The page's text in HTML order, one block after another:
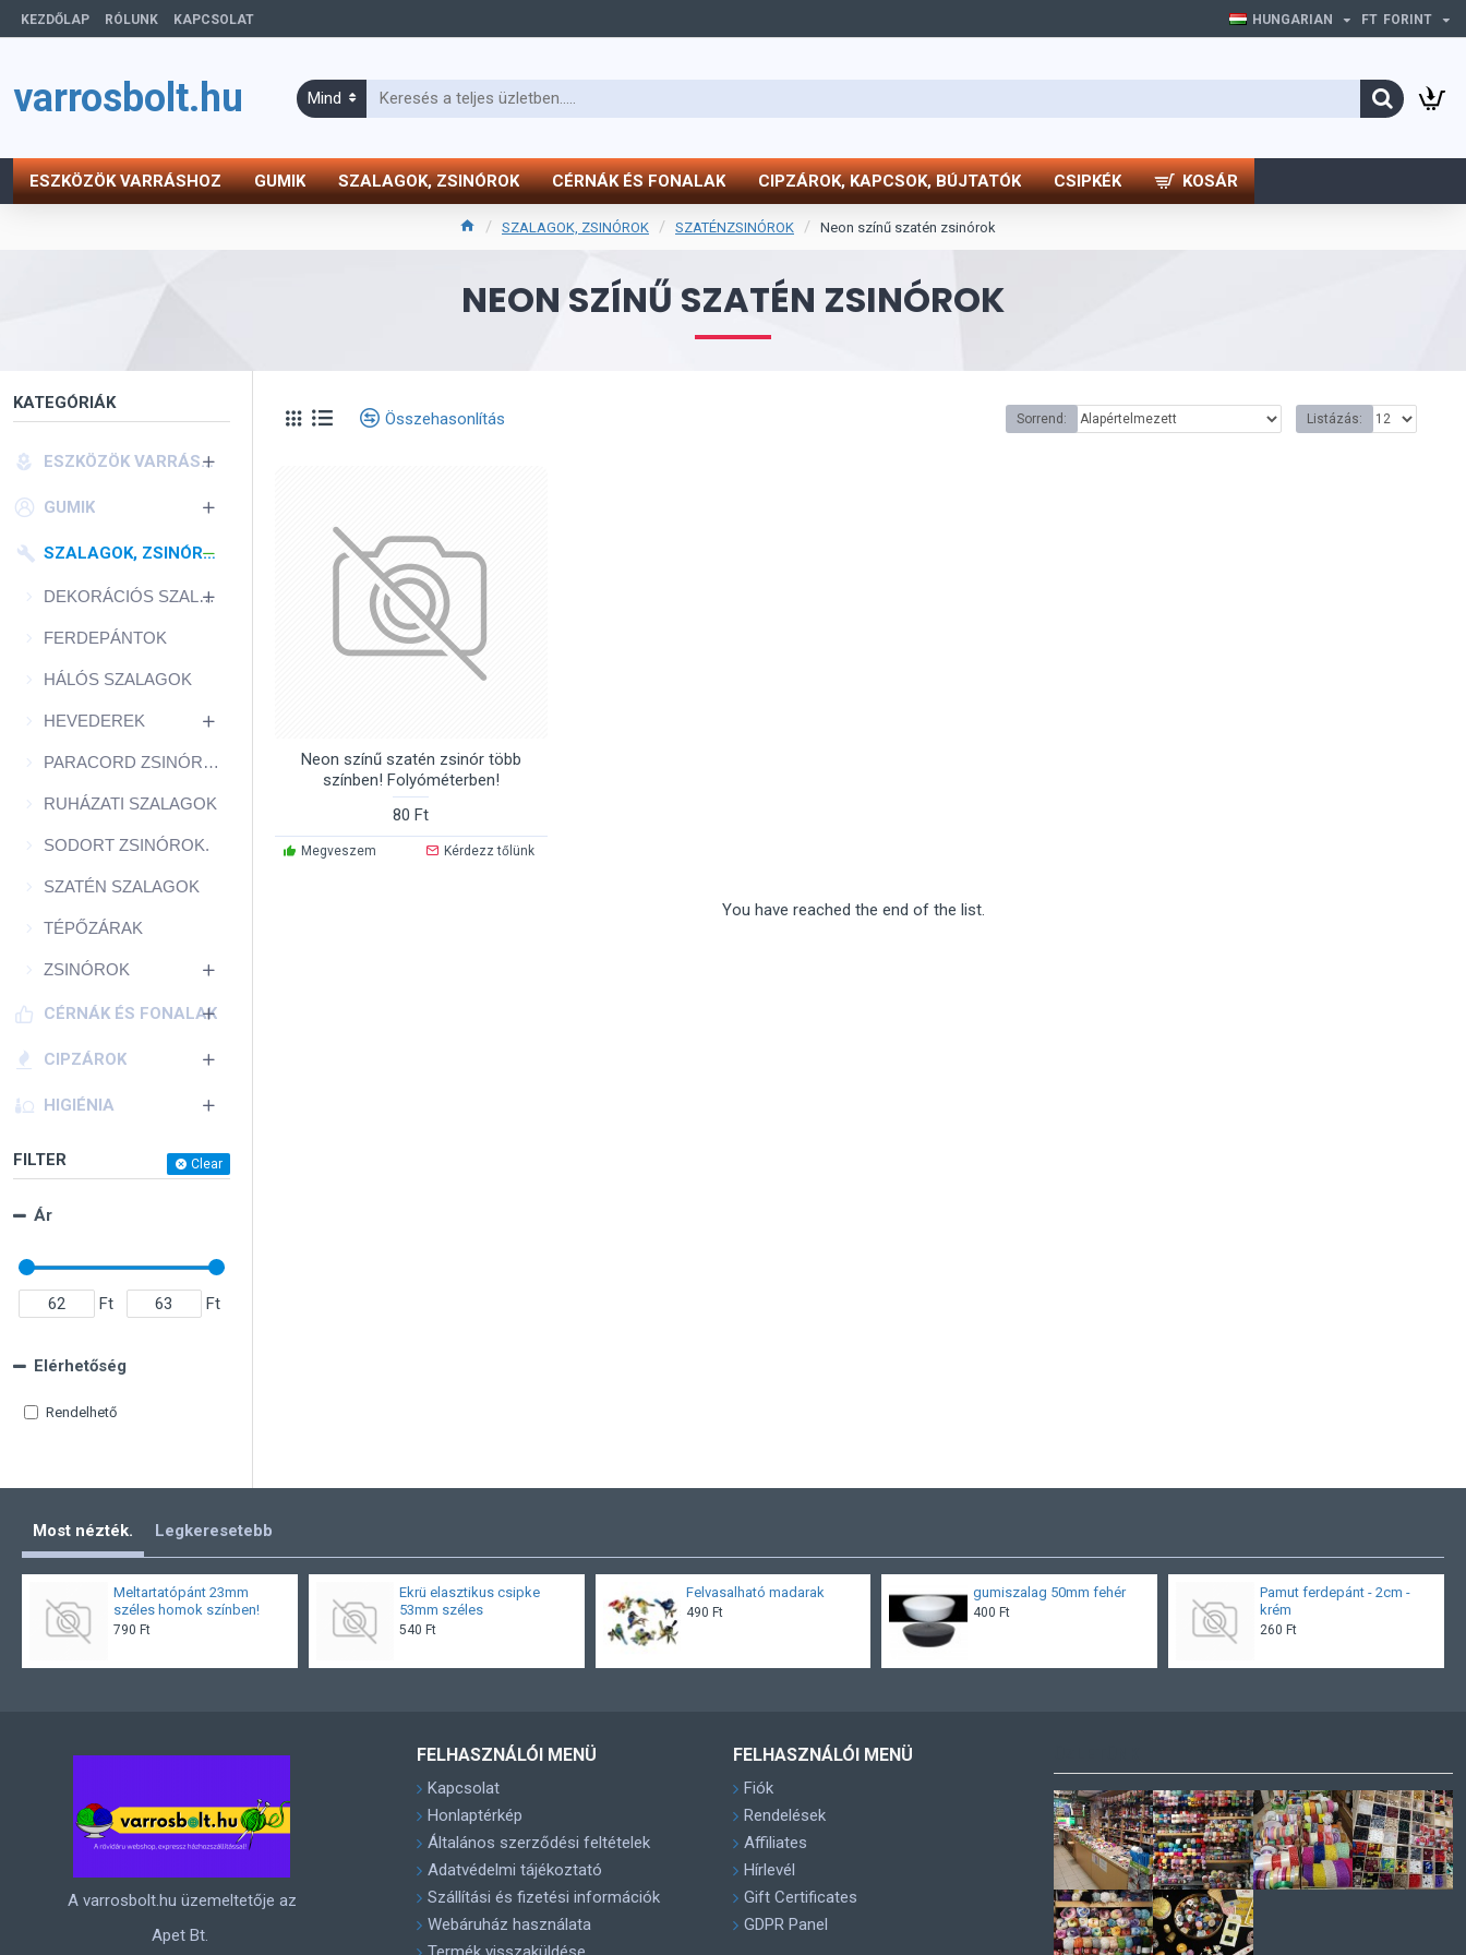
KEZDŐLAP RÓLUNK KAPCSOLAT HUNGARIAN FT FORINT
varrosbolt.hu Mind
ESZKÖZÖK VARRÁSHOZ GUMIK SZALAGOK, ZSINÓROK CÉRNÁK ÉS FONALAK CIPZÁROK, KAPCSOK, BÚJTATÓK CSIPKÉK KOSÁR
SZALAGOK, ZSINÓROK SZATÉNZSINÓROK Neon színű szatén zsinórok
NEON SZÍNŰ SZATÉN ZSINÓROK
KATEGÓRIÁK
ESZKÖZÖK VARRÁSHOZ
GUMIK
SZALAGOK, ZSINÓROK
DEKORÁCIÓS SZALAGOK, ZSINÓROK
FERDEPÁNTOK
HÁLÓS SZALAGOK
HEVEDEREK
PARACORD ZSINÓROK
RUHÁZATI SZALAGOK
SODORT ZSINÓROK.
SZATÉN SZALAGOK
TÉPŐZÁRAK
ZSINÓROK
CÉRNÁK ÉS FONALAK
CIPZÁROK
HIGIÉNIA
FILTER Clear
Ár
Ft Ft
Elérhetőség
Rendelhető
Összehasonlítás Sorrend: Listázás:
Neon színű szatén zsinór több
színben! Folyóméterben!
80 Ft
Megveszem Kérdezz tőlünk
You have reached the end of the list.
Most nézték. Legkeresetebb
Meltartatópánt 23mm
széles homok színben!
790 Ft
Ekrü elasztikus csipke
53mm széles
540 Ft
Felvasalható madarak
490 Ft
gumiszalag 50mm fehér
400 Ft
Pamut ferdepánt - 2cm -
krém
260 Ft
A varrosbolt.hu üzemeltetője az
Apet Bt.
FELHASZNÁLÓI MENÜ
Kapcsolat
Honlaptérkép
Általános szerződési feltételek
Adatvédelmi tájékoztató
Szállítási és fizetési információk
Webáruház használata
FELHASZNÁLÓI MENÜ
Fiók
Rendelések
Affiliates
Hírlevél
Gift Certificates
GDPR Panel